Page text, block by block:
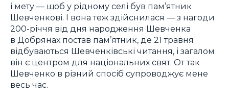
і мету — щоб у рідному селі був пам’ятник
Шевченкові. І вона теж здійснилася — з нагоди
200-річчя від дня народження Шевченка
в Добрянах постав пам’ятник, де 21 травня
відбуваються Шевченківські читання, і загалом
він є центром для національних свят. От так
Шевченко в різний спосіб супроводжує мене
весь час.